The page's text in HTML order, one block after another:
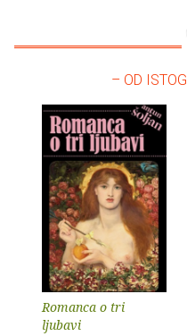
– OD
Romanca o tri
ljubavi